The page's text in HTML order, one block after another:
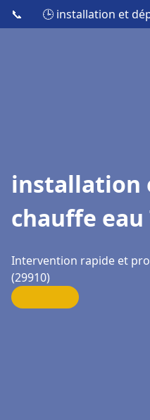
📞 🕒 installation et
installation
chauffe eau
Intervention rapide et
(29910)